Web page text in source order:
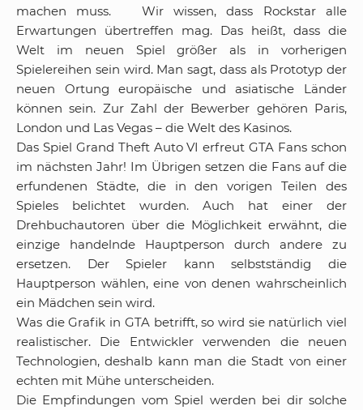
machen muss. Wir wissen, dass Rockstar alle
Erwartungen übertreffen mag. Das heißt, dass die
Welt im neuen Spiel größer als in vorherigen
Spielereihen sein wird. Man sagt, dass als Prototyp der
neuen Ortung europäische und asiatische Länder
können sein. Zur Zahl der Bewerber gehören Paris,
London und Las Vegas – die Welt des Kasinos.
Das Spiel Grand Theft Auto VI erfreut GTA Fans schon
im nächsten Jahr! Im Übrigen setzen die Fans auf die
erfundenen Städte, die in den vorigen Teilen des
Spieles belichtet wurden. Auch hat einer der
Drehbuchautoren über die Möglichkeit erwähnt, die
einzige handelnde Hauptperson durch andere zu
ersetzen. Der Spieler kann selbstständig die
Hauptperson wählen, eine von denen wahrscheinlich
ein Mädchen sein wird.
Was die Grafik in GTA betrifft, so wird sie natürlich viel
realistischer. Die Entwickler verwenden die neuen
Technologien, deshalb kann man die Stadt von einer
echten mit Mühe unterscheiden.
Die Empfindungen vom Spiel werden bei dir solche